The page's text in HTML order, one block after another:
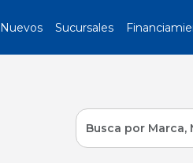
Nuevos Sucursales